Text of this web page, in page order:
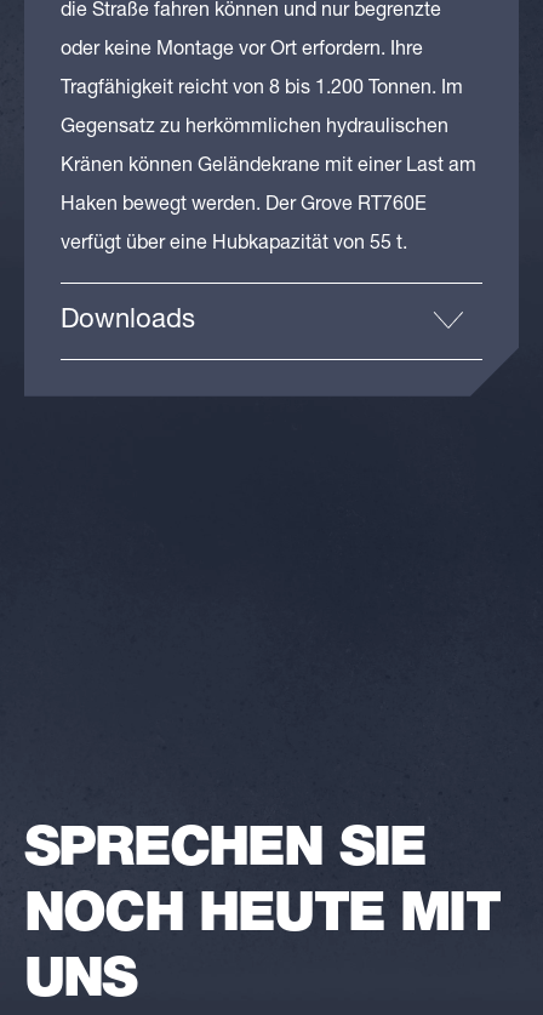
die Straße fahren können und nur begrenzte
oder keine Montage vor Ort erfordern. Ihre
Tragfähigkeit reicht von 8 bis 1.200 Tonnen. Im
Gegensatz zu herkömmlichen hydraulischen
Kränen können Geländekrane mit einer Last am
Haken bewegt werden. Der Grove RT760E
verfügt über eine Hubkapazität von 55 t.
Downloads
SPRECHEN SIE
NOCH HEUTE MIT
UNS